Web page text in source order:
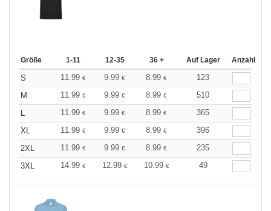
Größe 1-11 12-35 36 + Auf Lager Anzahl
S 11.99 € 9.99 € 8.99 €
123
M
11.99 € 9.99 € 8.99 €
510
L
11.99 € 9.99 € 8.99 €
365
XL
11.99 € 9.99 € 8.99 €
396
2XL
11.99 € 9.99 € 8.99 €
235
3XL
14.99 € 12.99 € 10.99 € 49